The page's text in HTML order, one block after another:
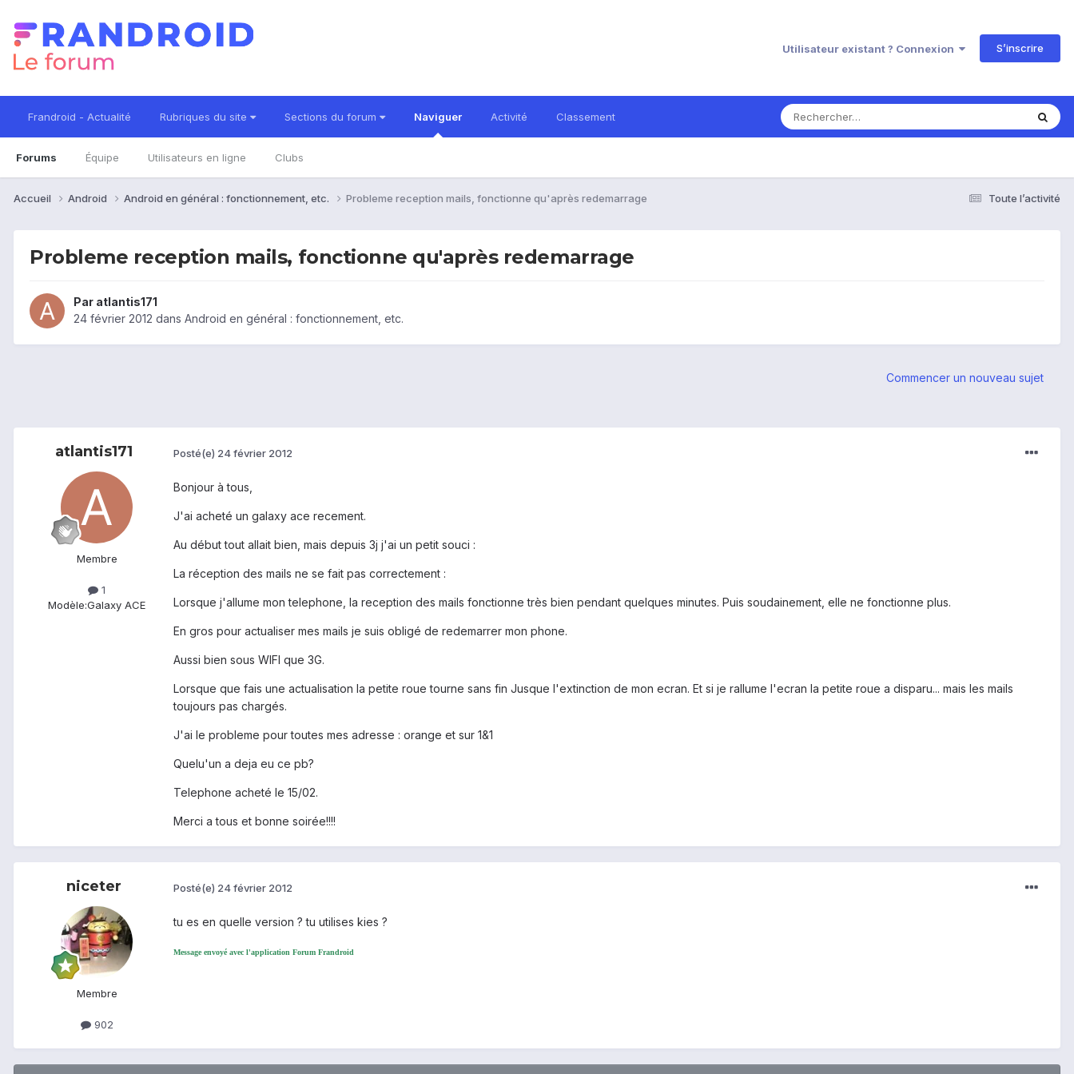
Utilisateur existant ? Connexion S’inscrire
Frandroid - Actualité Rubriques du site Sections du forum Naviguer
Forums Équipe Utilisateurs en ligne Clubs
Activité Classement
Toute l’activité
Accueil Android Android en général : fonctionnement, etc. Probleme reception mails, fonctionne qu'après redemarrage
Probleme reception mails, fonctionne qu'après redemarrage
Par atlantis171
24 février 2012 dans Android en général : fonctionnement, etc.
Commencer un nouveau sujet
atlantis171
Membre
1
Modèle:Galaxy ACE
Posté(e) 24 février 2012
Bonjour à tous,
J'ai acheté un galaxy ace recement.
Au début tout allait bien, mais depuis 3j j'ai un petit souci :
La réception des mails ne se fait pas correctement :
Lorsque j'allume mon telephone, la reception des mails fonctionne très bien pendant quelques minutes. Puis soudainement, elle ne fonctionne plus.
En gros pour actualiser mes mails je suis obligé de redemarrer mon phone.
Aussi bien sous WIFI que 3G.
Lorsque que fais une actualisation la petite roue tourne sans fin Jusque l'extinction de mon ecran. Et si je rallume l'ecran la petite roue a disparu... mais les mails
toujours pas chargés.
J'ai le probleme pour toutes mes adresse : orange et sur 1&1
Quelu'un a deja eu ce pb?
Telephone acheté le 15/02.
Merci a tous et bonne soirée!!!!
niceter
Membre
902
Posté(e) 24 février 2012
tu es en quelle version ? tu utilises kies ?
Message envoyé avec l'application Forum Frandroid